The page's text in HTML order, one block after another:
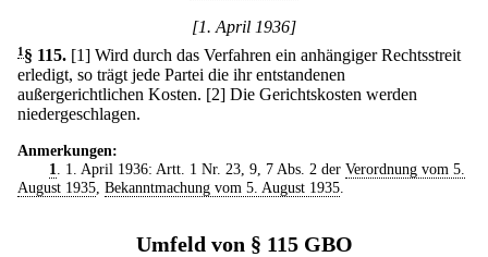
[1. April 1936]
1 § 115. [1] Wird durch das Verfahren ein anhängiger Rechtsstreit
erledigt, so trägt jede Partei die ihr entstandenen
außergerichtlichen Kosten. [2] Die Gerichtskosten werden
niedergeschlagen.
Anmerkungen:
1
. 1. April 1936: Artt. 1 Nr. 23, 9, 7 Abs. 2 der Verordnung vom 5.
August 1935 Bekanntmachung vom 5. August 1935
Umfeld von § 115 GBO